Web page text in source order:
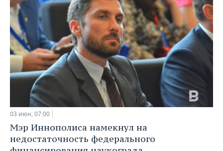
03 июн, 07:00
Мэр Иннополиса намекнул на
недостаточность федерального